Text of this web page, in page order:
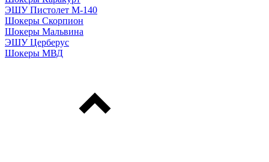
ЭШУ Пистолет М-140
Шокеры Скорпион
Шокеры Мальвина
ЭШУ Церберус
Шокеры МВД